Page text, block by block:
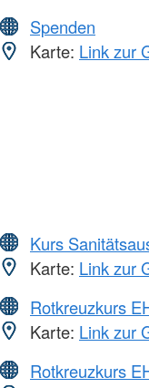
Spenden
Karte: Link zur
Kurs
Karte: Link zur
Rotkreuzkurs
Karte: Link zur
Rotkreuzkurs